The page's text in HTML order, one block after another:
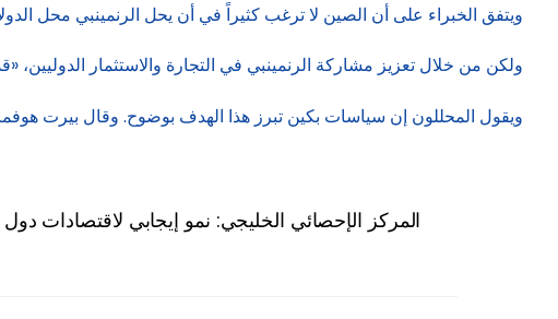
ويتفق الخبراء على أن الصين لا ترغب كثيراً في أن يحل الرنمينبي محل
ولكن من خلال تعزيز مشاركة الرنمينبي في التجارة والاستثمار
ويقول المحللون إن سياسات بكين تبرز هذا الهدف بوضوح. وقال بيرت
المركز الإحصائي الخليجي: نمو إيجابي لاقتصادات دول